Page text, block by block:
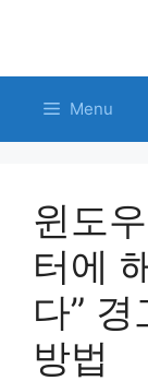
Menu
윈도
터에
다”
방법